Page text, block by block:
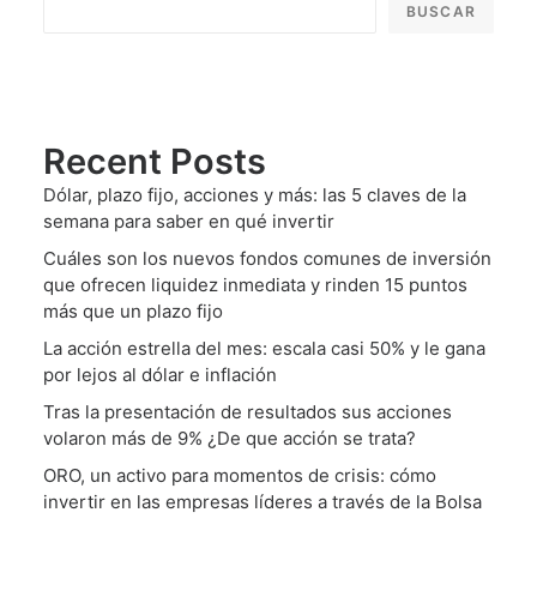
BUSCAR
Recent Posts
Dólar, plazo fijo, acciones y más: las 5 claves de la
semana para saber en qué invertir
Cuáles son los nuevos fondos comunes de inversión
que ofrecen liquidez inmediata y rinden 15 puntos
más que un plazo fijo
La acción estrella del mes: escala casi 50% y le gana
por lejos al dólar e inflación
Tras la presentación de resultados sus acciones
volaron más de 9% ¿De que acción se trata?
ORO, un activo para momentos de crisis: cómo
invertir en las empresas líderes a través de la Bolsa